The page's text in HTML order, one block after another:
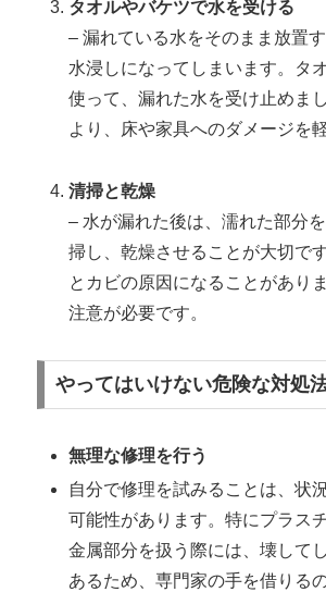
タオルやバケツで水を受ける
– 漏れている水をそのまま放置
水浸しになってしまいます。タ
使って、漏れた水を受け止めま
より、床や家具へのダメージを
清掃と乾燥
– 水が漏れた後は、濡れた部分
掃し、乾燥させることが大切で
とカビの原因になることがあり
注意が必要です。
やってはいけない危険な対処
無理な修理を行う
自分で修理を試みることは、状
可能性があります。特にプラス
金属部分を扱う際には、壊して
あるため、専門家の手を借りる